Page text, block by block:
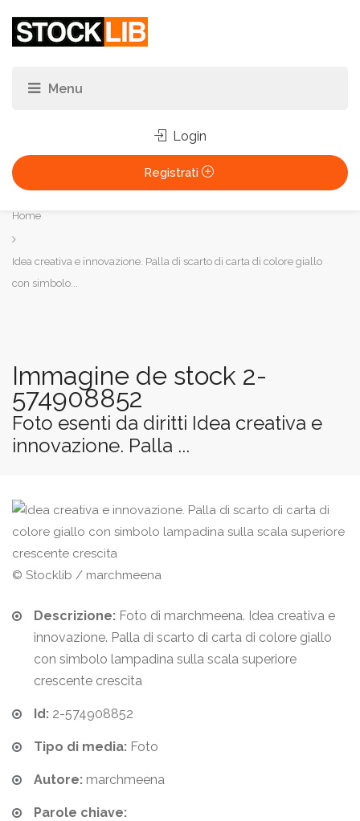
Login
Registrati
Tu
sei
qui:
Home
Idea creativa e innovazione. Palla di scarto di carta di colore giallo
con simbolo...
Immagine de stock 2-
574908852
Foto esenti da diritti Idea creativa e
innovazione. Palla ...
© Stocklib / marchmeena
Descrizione: Foto di marchmeena. Idea creativa e
innovazione. Palla di scarto di carta di colore giallo
con simbolo lampadina sulla scala superiore
crescente crescita
Id: 2-574908852
Tipo di media: Foto
Autore: marchmeena
Parole chiave: